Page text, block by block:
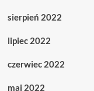
sierpień 2022
lipiec 2022
czerwiec 2022
maj 2022